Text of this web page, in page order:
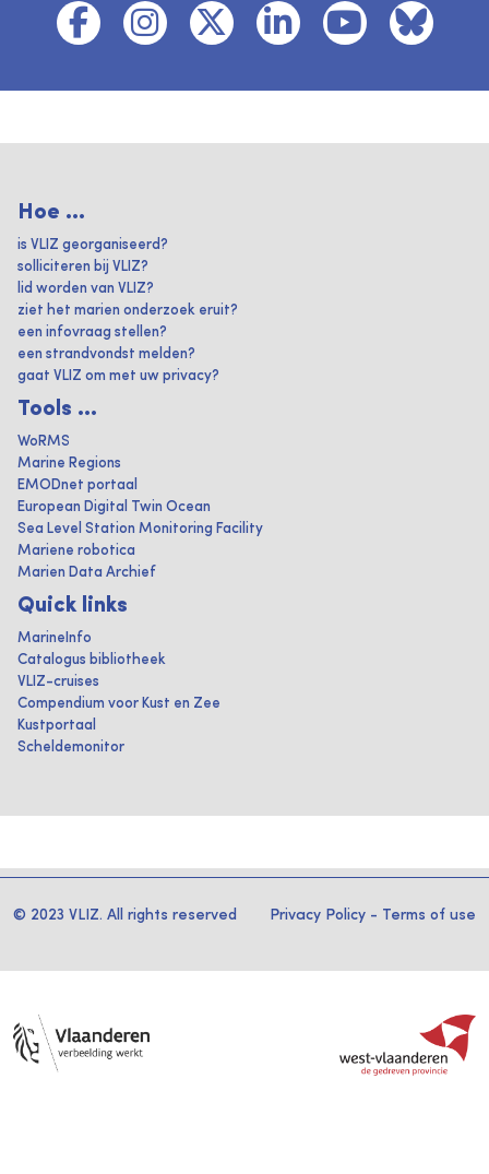
Hoe ...
is VLIZ georganiseerd?
solliciteren bij VLIZ?
lid worden van VLIZ?
ziet het marien onderzoek eruit?
een infovraag stellen?
een strandvondst melden?
gaat VLIZ om met uw privacy?
Tools ...
WoRMS
Marine Regions
EMODnet portaal
European Digital Twin Ocean
Sea Level Station Monitoring Facility
Mariene robotica
Marien Data Archief
Quick links
MarineInfo
Catalogus bibliotheek
VLIZ-cruises
Compendium voor Kust en Zee
Kustportaal
Scheldemonitor
© 2023 VLIZ. All rights reserved Privacy Policy - Terms of use